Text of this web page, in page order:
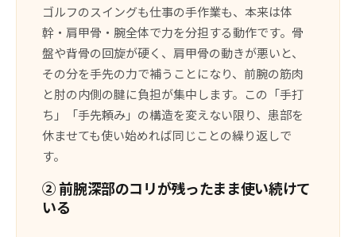
ゴルフのスイングも仕事の手作業も、本来は体
幹・肩甲骨・腕全体で力を分担する動作です。骨
盤や背骨の回旋が硬く、肩甲骨の動きが悪いと、
その分を手先の力で補うことになり、前腕の筋肉
と肘の内側の腱に負担が集中します。この「手打
ち」「手先頼み」の構造を変えない限り、患部を
休ませても使い始めれば同じことの繰り返しで
す。
② 前腕深部のコリが残ったまま使い続けて
いる